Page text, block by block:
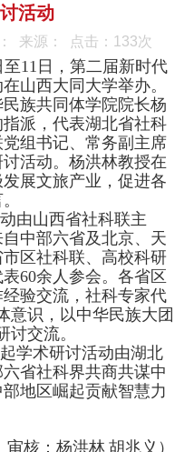
活动
来源： 点击： 133次
至11日，第二届新时代
山西大同大学举办。
族共同体学院院长杨
派，代表湖北省社科
组书记、常务副主席
活动。杨洪林教授在
展文旅产业，促进各
由山西省社科联主
中部六省及北京、天
市区社科联、高校科研
60余人参会。各省区
验交流，社科专家代
意识，以中华民族大团
讨交流。
学术研讨活动由湖北
省社科界共商共谋中
地区崛起贡献智慧力
审核：杨洪林 胡兆义）